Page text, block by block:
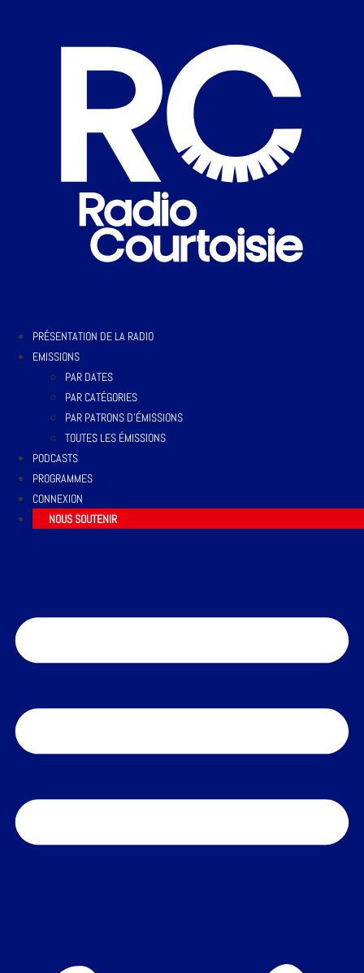
PRÉSENTATION DE LA RADIO
EMISSIONS
PAR DATES
PAR CATÉGORIES
PAR PATRONS D’ÉMISSIONS
TOUTES LES ÉMISSIONS
PODCASTS
PROGRAMMES
CONNEXION
NOUS SOUTENIR